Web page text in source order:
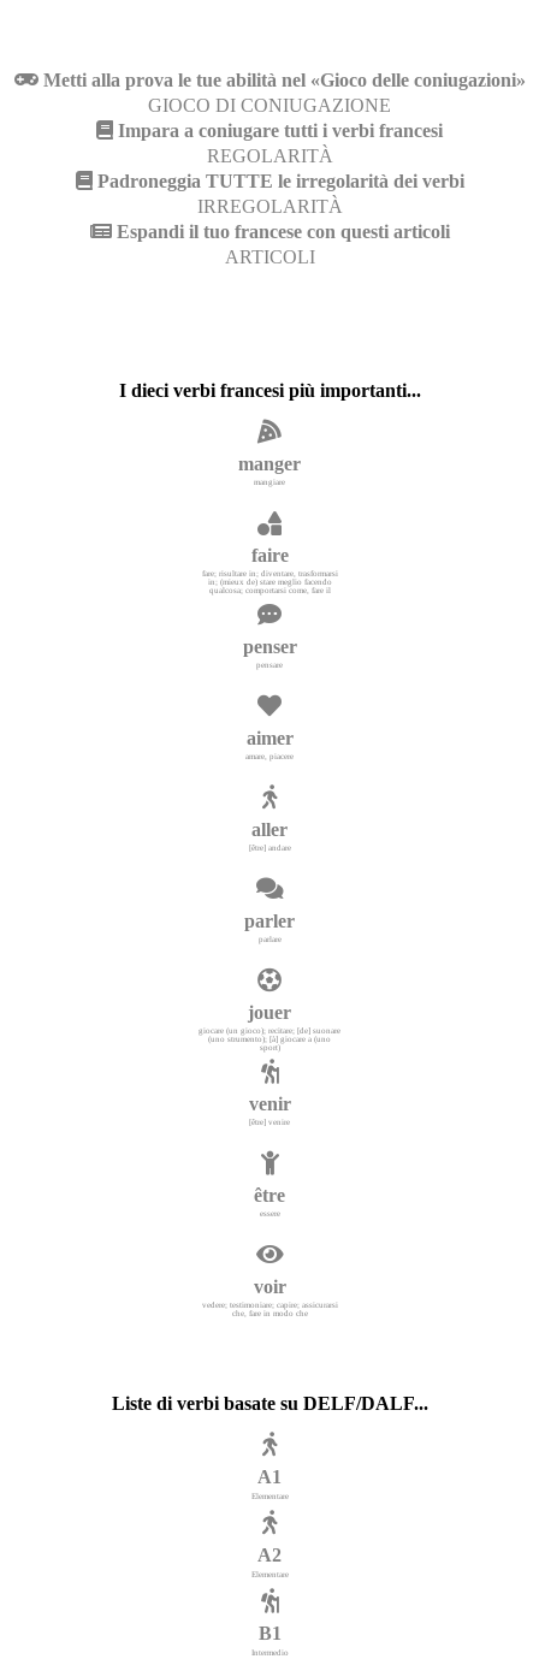
Metti alla prova le tue abilità nel «Gioco delle coniugazioni»
GIOCO DI CONIUGAZIONE
Impara a coniugare tutti i verbi francesi
REGOLARITÀ
Padroneggia TUTTE le irregolarità dei verbi
IRREGOLARITÀ
Espandi il tuo francese con questi articoli
ARTICOLI
I dieci verbi francesi più importanti...
manger
mangiare
faire
fare; risultare in; diventare, trasformarsi
in; (mieux de) stare meglio facendo
qualcosa; comportarsi come, fare il
penser
pensare
aimer
amare, piacere
aller
[être] andare
parler
parlare
jouer
giocare (un gioco); recitare; [de] suonare
(uno strumento); [à] giocare a (uno
sport)
venir
[être] venire
être
essere
voir
vedere; testimoniare; capire; assicurarsi
che, fare in modo che
Liste di verbi basate su DELF/DALF...
A1
Elementare
A2
Elementare
B1
Intermedio